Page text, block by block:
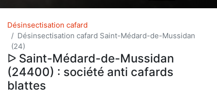
Désinsectisation cafard
Désinsectisation cafard Saint-Médard-de-Mussidan
(24)
ᐅ Saint-Médard-de-Mussidan
(24400) : société anti cafards
blattes